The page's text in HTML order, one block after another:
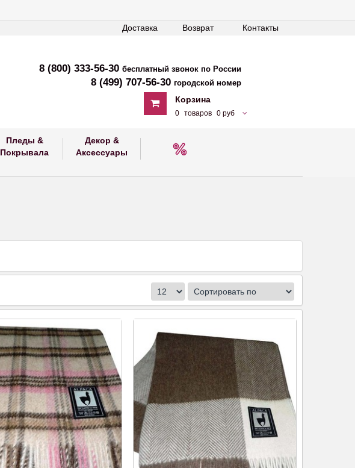
Контакты
Возврат
Доставка
8 (800) 333-56-30 бесплатный звонок по России
8 (499) 707-56-30 городской номер
Корзина
0 товаров 0 руб
Пледы &
Покрывала
Декор &
Аксессуары